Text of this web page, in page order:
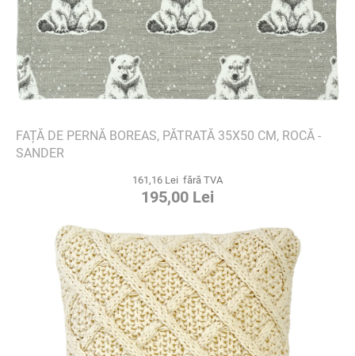
FAȚĂ DE PERNĂ BOREAS, PĂTRATĂ 35X50 CM, ROCĂ -
SANDER
161,16 Lei fără TVA
195,00 Lei